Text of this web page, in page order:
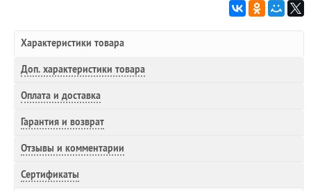
Характеристики товара
Доп. характеристики товара
Оплата и доставка
Гарантия и возврат
Отзывы и комментарии
Сертификаты